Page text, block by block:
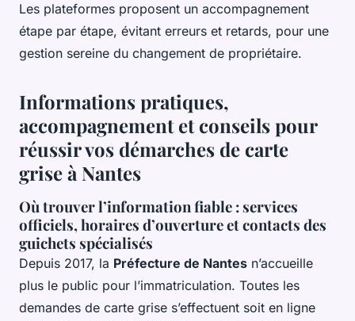
Les plateformes proposent un accompagnement
étape par étape, évitant erreurs et retards, pour une
gestion sereine du changement de propriétaire.
Informations pratiques,
accompagnement et conseils pour
réussir vos démarches de carte
grise à Nantes
Où trouver l’information fiable : services
officiels, horaires d’ouverture et contacts des
guichets spécialisés
Depuis 2017, la Préfecture de Nantes n’accueille
plus le public pour l’immatriculation. Toutes les
demandes de carte grise s’effectuent soit en ligne